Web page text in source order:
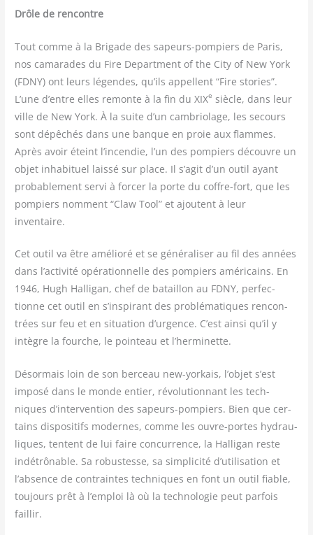
Drôle de rencontre
Tout comme à la Bri­gade des sapeurs-pom­piers de Paris,
nos cama­rades du Fire Depart­ment of the City of New York
(FDNY) ont leurs légendes, qu’ils appellent “Fire sto­ries”.
L’une d’entre elles remonte à la fin du XIXe siècle, dans leur
ville de New York. À la suite d’un cam­brio­lage, les secours
sont dépê­chés dans une banque en proie aux flammes.
Après avoir éteint l’in­cen­die, l’un des pom­piers découvre un
objet inha­bi­tuel lais­sé sur place. Il s’agit d’un outil ayant
pro­ba­ble­ment ser­vi à for­cer la porte du coffre-fort, que les
pom­piers nomment “Claw Tool” et ajoutent à leur
inventaire.
Cet outil va être amé­lio­ré et se géné­ra­li­ser au fil des années
dans l’activité opé­ra­tion­nelle des pom­piers amé­ri­cains. En
1946, Hugh Hal­li­gan, chef de bataillon au FDNY, per­fec­
tionne cet outil en s’inspirant des pro­blé­ma­tiques ren­con­
trées sur feu et en situa­tion d’urgence. C’est ain­si qu’il y
intègre la fourche, le poin­teau et l’herminette.
Désor­mais loin de son ber­ceau new-yor­kais, l’objet s’est
impo­sé dans le monde entier, révo­lu­tion­nant les tech­
niques d’intervention des sapeurs-pom­piers. Bien que cer­
tains dis­po­si­tifs modernes, comme les ouvre-portes hydrau­
liques, tentent de lui faire concur­rence, la Hal­li­gan reste
indé­trô­nable. Sa robus­tesse, sa sim­pli­ci­té d’utilisation et
l’absence de contraintes tech­niques en font un outil fiable,
tou­jours prêt à l’emploi là où la tech­no­lo­gie peut par­fois
faillir.